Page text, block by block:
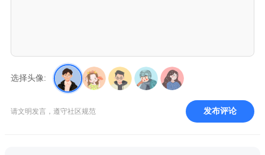
选择头像:
请文明发言，遵守社区规范 发布评论